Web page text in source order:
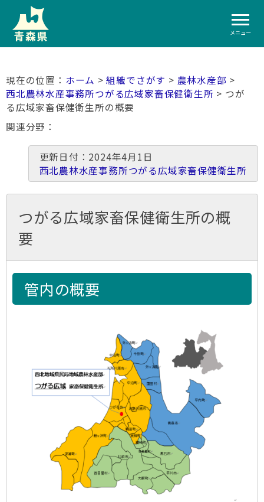
メニュー
ホーム >組織でさがす > 農林水産部 >
西北農林水産事務所つがる広域家畜保健衛生所 > つが
る広域家畜保健衛生所の概要
関連分野
更新日付：2024年4月1日
西北農林水産事務所つがる広域家畜保健衛生所
つがる広域家畜保健衛生所の概
要
管内の概要